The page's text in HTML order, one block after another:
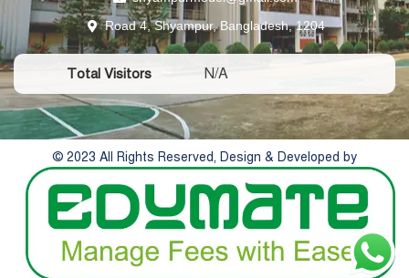
Road 4, Shyampur, Bangladesh, 1204
Total Visitors N/A
© 2023 All Rights Reserved, Design & Developed by